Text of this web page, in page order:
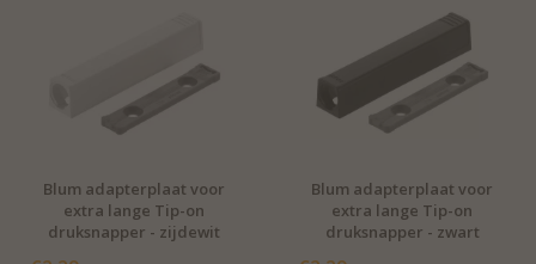
Blum adapterplaat voor
extra lange Tip-on
druksnapper - zijdewit
Blum adapterplaat voor
extra lange Tip-on
druksnapper - zwart